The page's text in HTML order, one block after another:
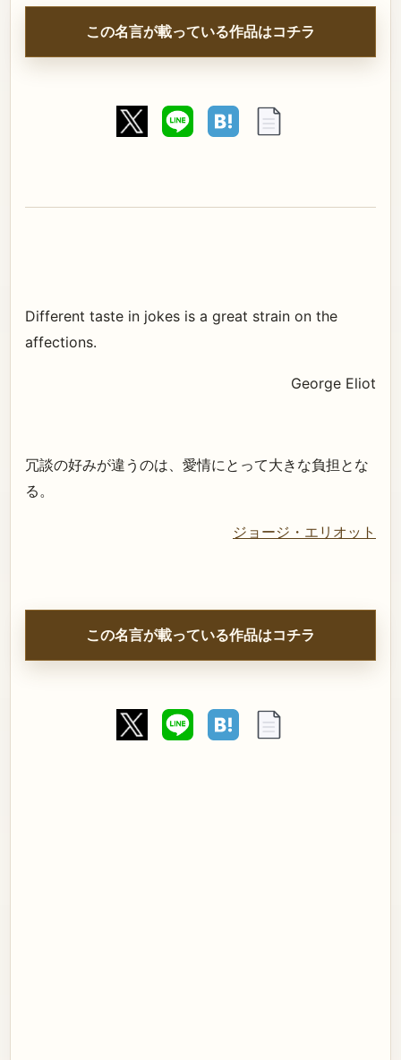
この名言が載っている作品はコチラ
Different taste in jokes is a great strain on the
affections.
George Eliot
冗談の好みが違うのは、愛情にとって大きな負担とな
る。
ジョージ・エリオット
この名言が載っている作品はコチラ